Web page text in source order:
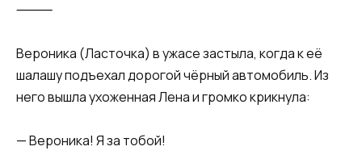
⸻
Вероника (Ласточка) в ужасе застыла, когда к её
шалашу подъехал дорогой чёрный автомобиль. Из
него вышла ухоженная Лена и громко крикнула:
— Вероника! Я за тобой!